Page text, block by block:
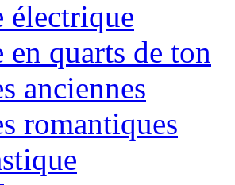
électrique
en quarts de ton
anciennes
romantiques